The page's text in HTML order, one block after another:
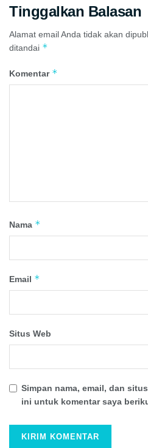
Tinggalkan Balasan
Alamat email Anda tidak akan
ditandai *
Komentar *
Nama *
Email *
Situs Web
Simpan nama, email, dan
ini untuk komentar saya